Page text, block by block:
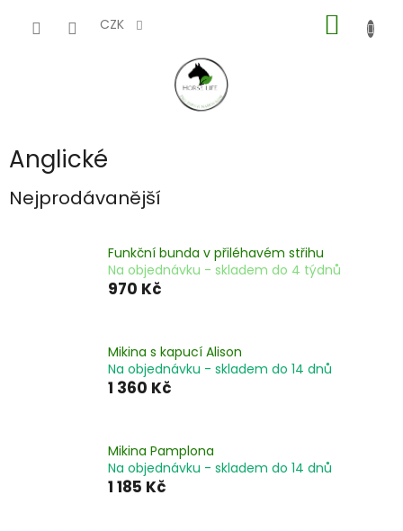
CZK
KOŠÍK
Anglické
Nejprodávanější
Funkční bunda v přiléhavém střihu
Na objednávku - skladem do 4 týdnů
970 Kč
Mikina s kapucí Alison
Na objednávku - skladem do 14 dnů
1 360 Kč
Mikina Pamplona
Na objednávku - skladem do 14 dnů
1 185 Kč